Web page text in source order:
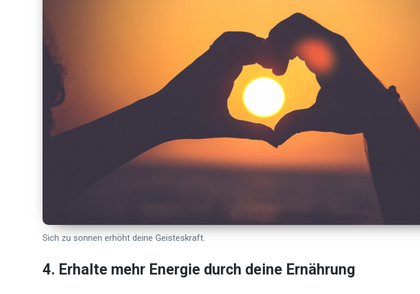
Sich zu sonnen erhöht deine Geisteskraft.
4. Erhalte mehr Energie durch deine Ernährung